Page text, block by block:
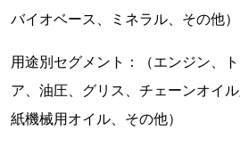
バイオベース、ミネラル、その他）
用途別セグメント：（エンジン、
ア、油圧、グリス、チェーンオイ
紙機械用オイル、その他）